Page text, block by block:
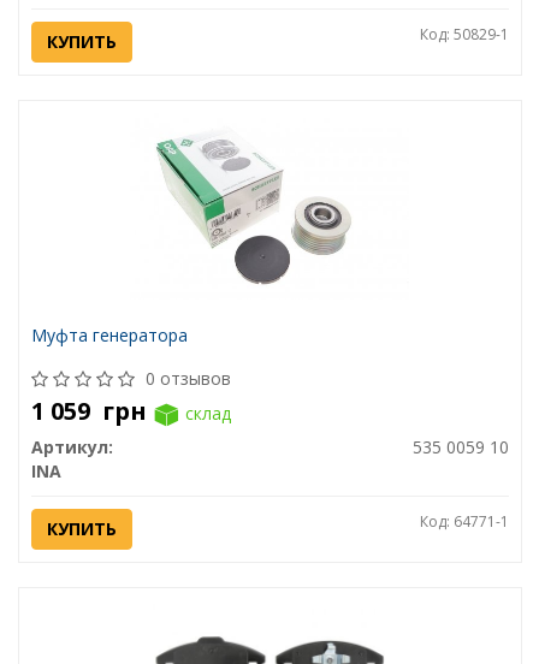
КУПИТЬ Код: 50829-1
Муфта генератора
0 отзывов
1 059 грн
склад
Артикул:
535 0059 10
INA
КУПИТЬ Код: 64771-1